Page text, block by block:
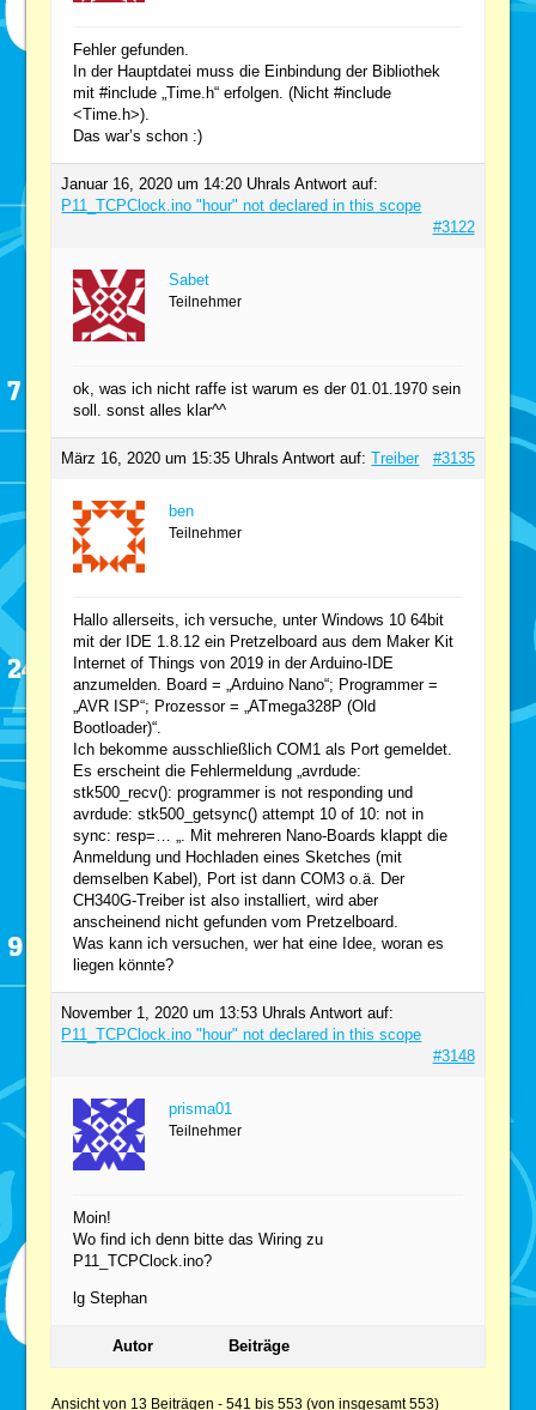
Fehler gefunden.
In der Hauptdatei muss die Einbindung der Bibliothek
mit #include „Time.h“ erfolgen. (Nicht #include
<Time.h>).
Das war’s schon :)
Januar 16, 2020 um 14:20 Uhrals Antwort auf:
P11_TCPClock.ino "hour" not declared in this scope
#3122
Sabet
Teilnehmer
ok, was ich nicht raffe ist warum es der 01.01.1970 sein
soll. sonst alles klar^^
März 16, 2020 um 15:35 Uhrals Antwort auf:Treiber #3135
ben
Teilnehmer
Hallo allerseits, ich versuche, unter Windows 10 64bit
mit der IDE 1.8.12 ein Pretzelboard aus dem Maker Kit
Internet of Things von 2019 in der Arduino-IDE
anzumelden. Board = „Arduino Nano“; Programmer =
„AVR ISP“; Prozessor = „ATmega328P (Old
Bootloader)“.
Ich bekomme ausschließlich COM1 als Port gemeldet.
Es erscheint die Fehlermeldung „avrdude:
stk500_recv(): programmer is not responding und
avrdude: stk500_getsync() attempt 10 of 10: not in
sync: resp=… „. Mit mehreren Nano-Boards klappt die
Anmeldung und Hochladen eines Sketches (mit
demselben Kabel), Port ist dann COM3 o.ä. Der
CH340G-Treiber ist also installiert, wird aber
anscheinend nicht gefunden vom Pretzelboard.
Was kann ich versuchen, wer hat eine Idee, woran es
liegen könnte?
November 1, 2020 um 13:53 Uhrals Antwort auf:
P11_TCPClock.ino "hour" not declared in this scope
#3148
prisma01
Teilnehmer
Moin!
Wo find ich denn bitte das Wiring zu
P11_TCPClock.ino?
lg Stephan
Autor Beiträge
Ansicht von 13 Beiträgen - 541 bis 553 (von insgesamt 553)